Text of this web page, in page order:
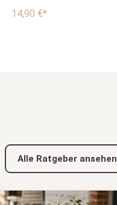
14,90 €*
Alle Ratgeber ansehen